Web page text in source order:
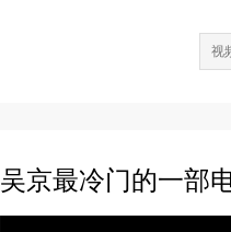
吴京最冷门的一部